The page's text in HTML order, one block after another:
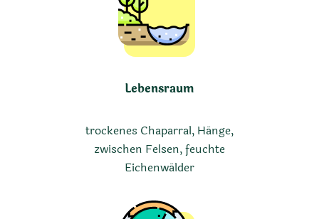
Lebensraum
trockenes Chaparral, Hänge,
zwischen Felsen, feuchte
Eichenwälder